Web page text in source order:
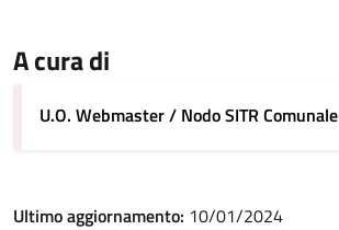
A cura di
U.O. Webmaster / Nodo SITR Comunale
Ultimo aggiornamento: 10/01/2024